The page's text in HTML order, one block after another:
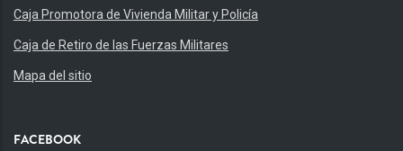
Caja Promotora de Vivienda Militar y Policía
Caja de Retiro de las Fuerzas Militares
Mapa del sitio
FACEBOOK